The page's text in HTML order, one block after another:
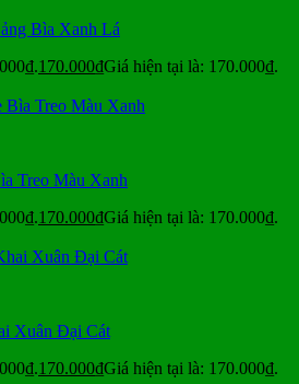
Bìa Xanh Lá
170.000₫Giá hiện tại là: 170.000₫.
Treo Màu Xanh
170.000₫Giá hiện tại là: 170.000₫.
Xuân Đại Cát
170.000₫Giá hiện tại là: 170.000₫.